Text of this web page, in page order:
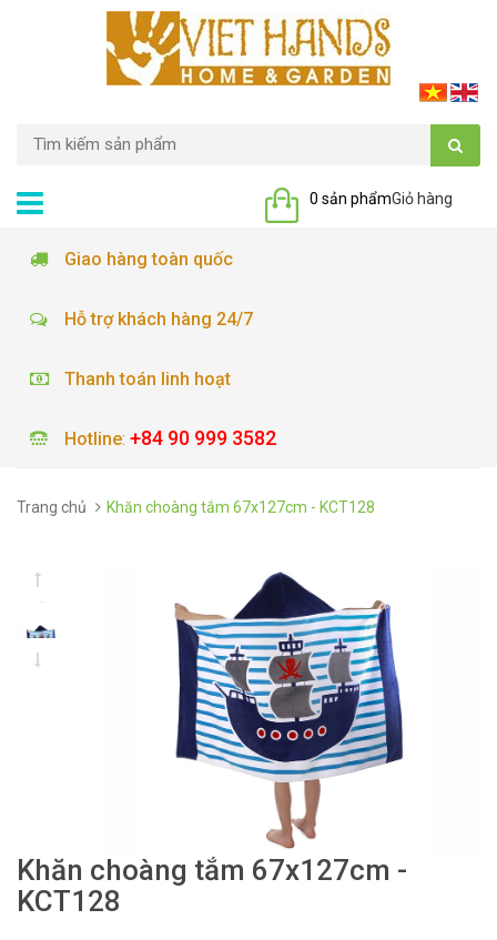
Giỏ hàng
0 sản phẩm
Giao hàng toàn quốc
Hỗ trợ khách hàng 24/7
Thanh toán linh hoạt
Hotline: +84 90 999 3582
Trang chủ Khăn choàng tắm 67x127cm - KCT128
Khăn choàng tắm 67x127cm -
KCT128